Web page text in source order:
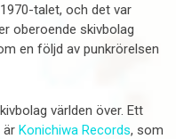
talet, och det var
oberoende skivbolag
en följd av punkrörelsen
världen över. Ett
är Konichiwa Records, som